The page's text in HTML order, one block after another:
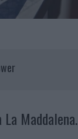
Maddalena.